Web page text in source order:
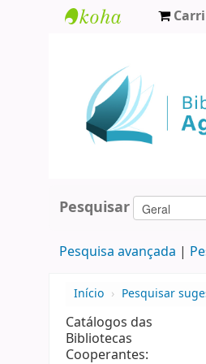
Agamenon
Magalhães
Pesquisar
Pesquisa avançada
Início › Pesquisar
Catálogos das
Bibliotecas
Cooperantes: